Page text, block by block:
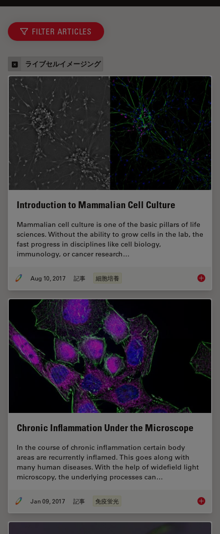
FILTER ARTICLES
ライブセルイメージング
Introduction to Mammalian Cell Culture
Mammalian cell culture is one of the basic pillars of life
sciences. Without the ability to grow cells in the lab, the
fast progress in disciplines like cell biology,
immunology, or cancer research…
Aug 10, 2017 記事 細胞培養
Chronic Inflammation Under the Microscope
In the course of chronic inflammation certain body
areas are recurrently inflamed. This goes along with
many human diseases. With the help of widefield light
microscopy, the underlying processes can…
Jan 09, 2017 記事 免疫蛍光